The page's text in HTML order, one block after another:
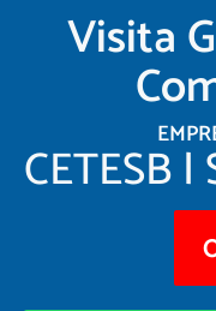
Visita
CETESB